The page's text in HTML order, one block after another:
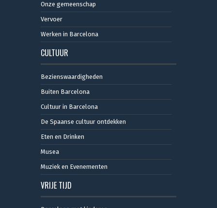
Onze gemeenschap
Vervoer
Werken in Barcelona
CULTUUR
Bezienswaardigheden
Buiten Barcelona
Cultuur in Barcelona
De Spaanse cultuur ontdekken
Eten en Drinken
Musea
Muziek en Evenementen
VRIJE TIJD